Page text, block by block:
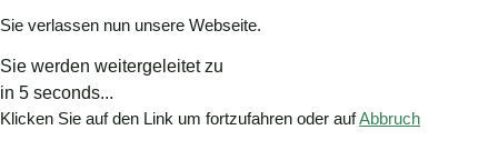
Sie verlassen nun unsere Webseite.
Sie werden weitergeleitet zu
in 5 seconds...
Klicken Sie auf den Link um fortzufahren oder aufAbbruch